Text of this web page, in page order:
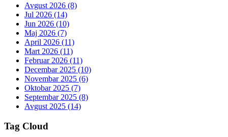
Avgust 2026 (8)
Jul 2026 (14)
Jun 2026 (10)
Maj 2026 (7)
April 2026 (11)
Mart 2026 (11)
Februar 2026 (11)
Decembar 2025 (10)
Novembar 2025 (6)
Oktobar 2025 (7)
Septembar 2025 (8)
Avgust 2025 (14)
Tag Cloud